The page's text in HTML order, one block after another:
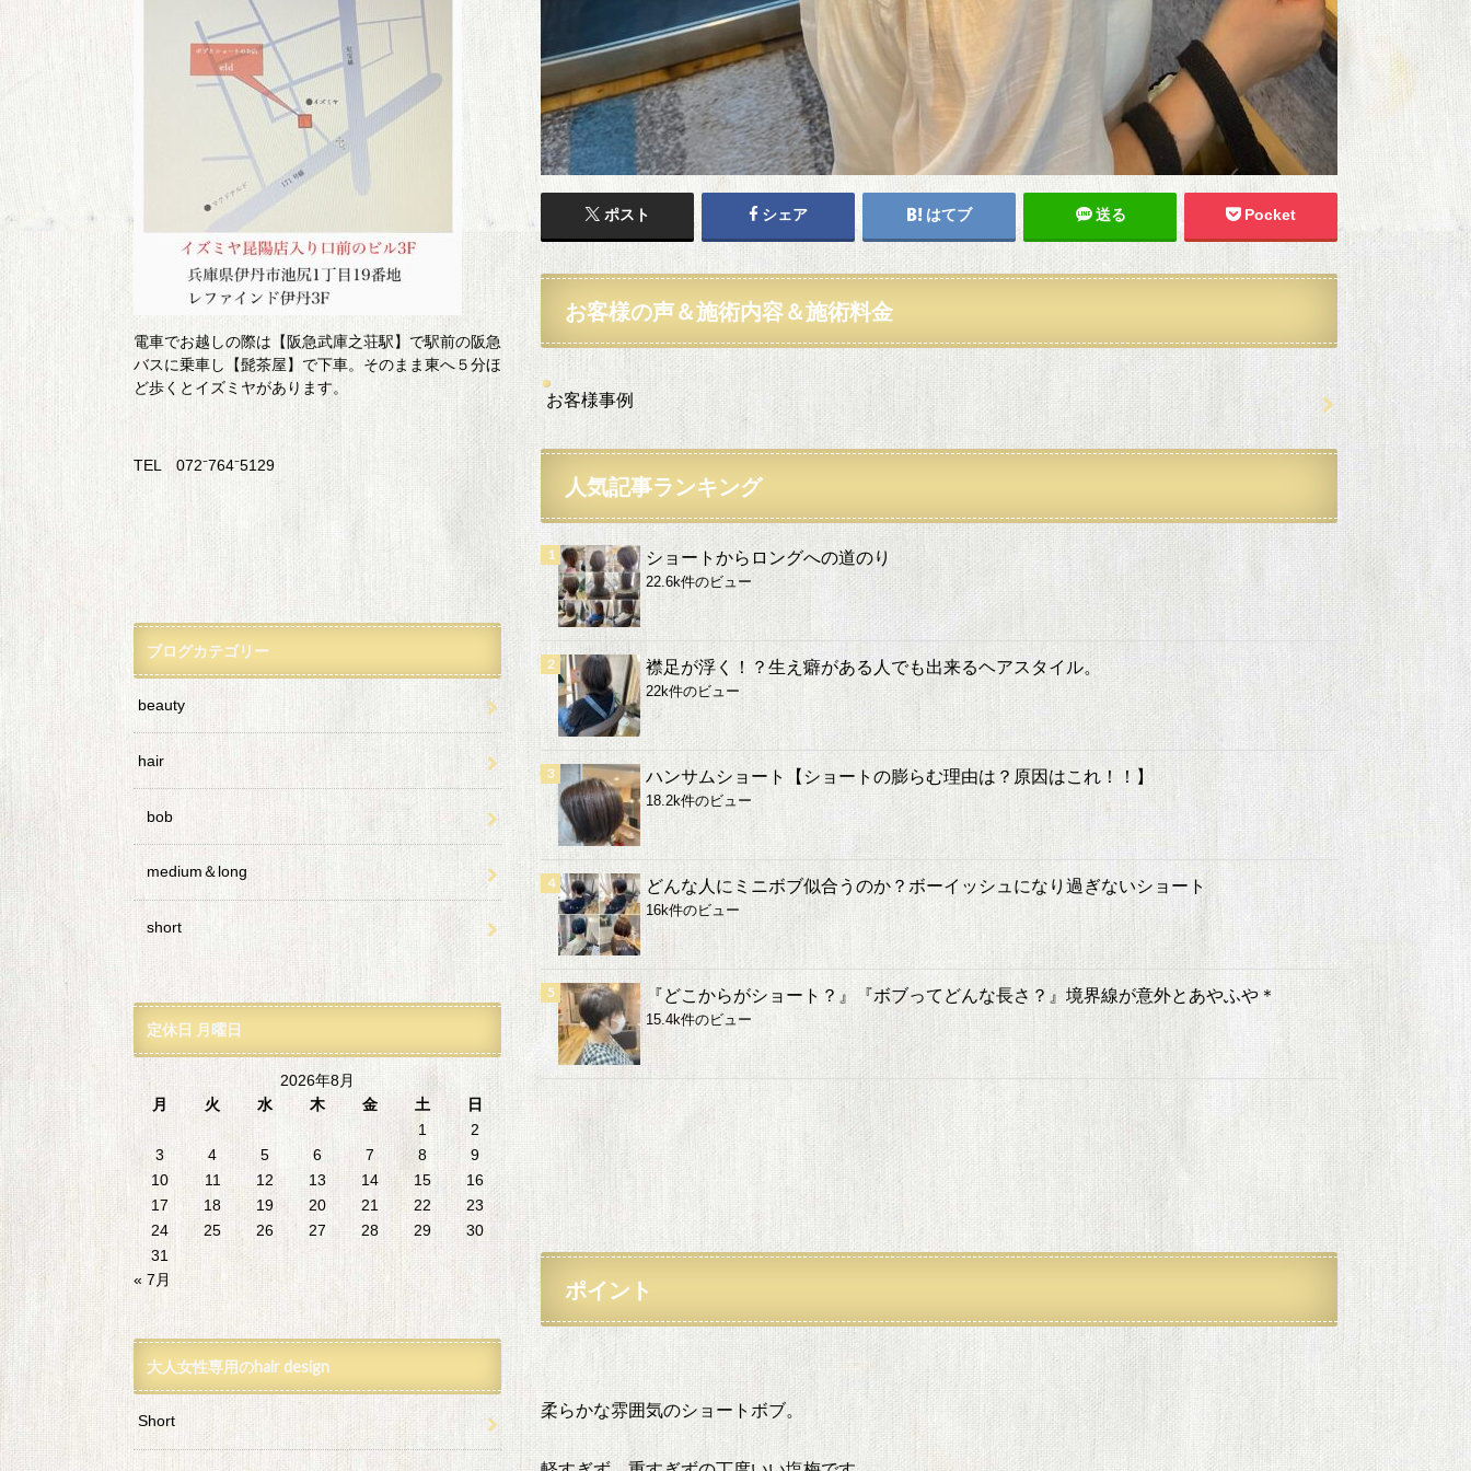
ポスト シェア はてブ 送る Pocket
お客様の声＆施術内容＆施術料金
お客様事例
人気記事ランキング
ショートからロングへの道のり
22.6k件のビュー
襟足が浮く！？生え癖がある人でも出来るヘアスタイル。
22k件のビュー
ハンサムショート【ショートの膨らむ理由は？原因はこれ！！】
18.2k件のビュー
どんな人にミニボブ似合うのか？ボーイッシュになり過ぎないショート
16k件のビュー
『どこからがショート？』『ボブってどんな長さ？』境界線が意外とあやふや＊
15.4k件のビュー
ポイント
柔らかな雰囲気のショートボブ。
電車でお越しの際は【阪急武庫之荘駅】で駅前の阪急
バスに乗車し【髭茶屋】で下車。そのまま東へ５分ほ
ど歩くとイズミヤがあります。
TEL 072⁻764⁻5129
ブログカテゴリー
beauty
hair
bob
medium＆long
short
定休日 月曜日
2026年8月
月
火 水 木 金 土
日
1
2
3
4 5 6 7 8
9
10
11 12 13 14 15
16
17
18 19 20 21 22
23
24
25 26 27 28 29
30
31
« 7月
大人女性専用のhair design
Short